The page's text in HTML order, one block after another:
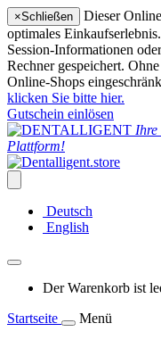
×Schließen
Dieser
optimales
Session-Informationen
Rechner gespeichert.
Online-Shops
klicken Sie bitte hier.
Gutschein einlösen
Plattform!
Deutsch
English
Der Warenkorb ist
Startseite
Menü